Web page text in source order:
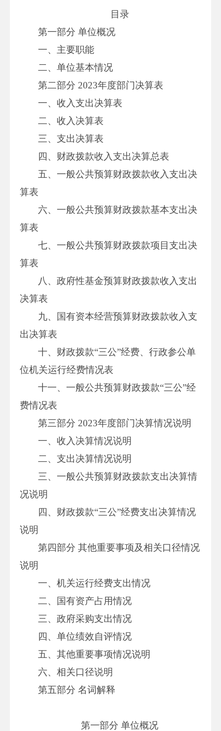
目录
第一部分 单位概况
一、主要职能
二、单位基本情况
第二部分 2023年度部门决算表
一、收入支出决算表
二、收入决算表
三、支出决算表
四、财政拨款收入支出决算总表
五、一般公共预算财政拨款收入支出决
算表
六、一般公共预算财政拨款基本支出决
算表
七、一般公共预算财政拨款项目支出决
算表
八、政府性基金预算财政拨款收入支出
决算表
九、国有资本经营预算财政拨款收入支
出决算表
十、财政拨款“三公”经费、行政参公单
位机关运行经费情况表
十一、一般公共预算财政拨款“三公”经
费情况表
第三部分 2023年度部门决算情况说明
一、收入决算情况说明
二、支出决算情况说明
三、一般公共预算财政拨款支出决算情
况说明
四、财政拨款“三公”经费支出决算情况
说明
第四部分 其他重要事项及相关口径情况
说明
一、机关运行经费支出情况
二、国有资产占用情况
三、政府采购支出情况
四、单位绩效自评情况
五、其他重要事项情况说明
六、相关口径说明
第五部分 名词解释
第一部分 单位概况